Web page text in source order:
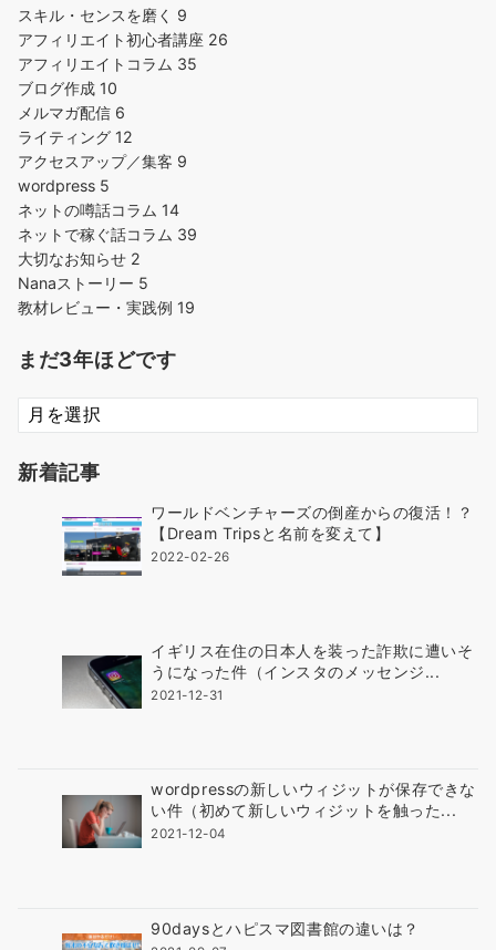
スキル・センスを磨く 9
アフィリエイト初心者講座 26
アフィリエイトコラム 35
ブログ作成 10
メルマガ配信 6
ライティング 12
アクセスアップ／集客 9
wordpress 5
ネットの噂話コラム 14
ネットで稼ぐ話コラム 39
大切なお知らせ 2
Nanaストーリー 5
教材レビュー・実践例 19
まだ3年ほどです
ま
だ
年
新着記事
ワールドベンチャーズの倒産からの復活！？
【Dream Tripsと名前を変えて】
2022-02-26
イギリス在住の日本人を装った詐欺に遭いそ
うになった件（インスタのメッセンジ...
2021-12-31
wordpressの新しいウィジットが保存できな
い件（初めて新しいウィジットを触った...
2021-12-04
90daysとハピスマ図書館の違いは？